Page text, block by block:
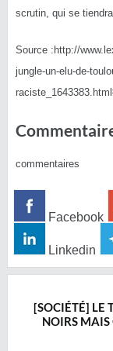
scrutin, qui se
Source :http://
jungle-un-elu-de-
commentaires
Facebook
Linkedin
[SOCIÉTÉ] LE
NOIRS